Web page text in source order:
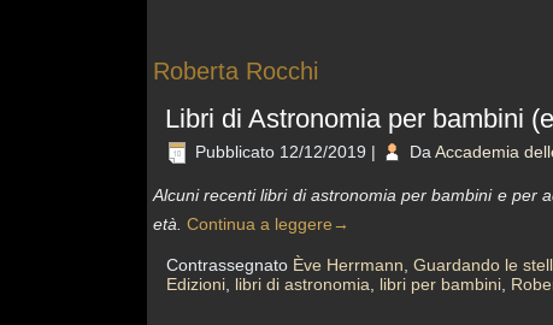
Roberta Rocchi
Libri di Astronomia per bambini
Pubblicato 12/12/2019 | Da Accademia
Alcuni recenti libri di astronomia per bambini e per
età. Continua a leggere →
Contrassegnato Ève Herrmann, Guardando le
Edizioni, libri di astronomia, libri per bambini,